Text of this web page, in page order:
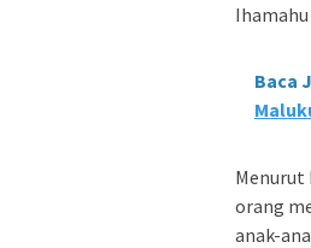
Baca
Menurut
orang
anak-